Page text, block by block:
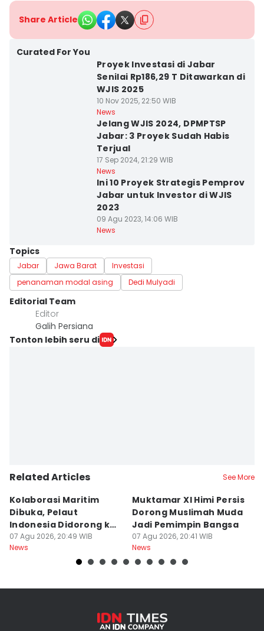
Share Article
Curated For You
Proyek Investasi di Jabar
Senilai Rp186,29 T Ditawarkan di
WJIS 2025
10 Nov 2025, 22:50 WIB
News
Jelang WJIS 2024, DPMPTSP
Jabar: 3 Proyek Sudah Habis
Terjual
17 Sep 2024, 21:29 WIB
News
Ini 10 Proyek Strategis Pemprov
Jabar untuk Investor di WJIS
2023
09 Agu 2023, 14:06 WIB
News
Topics
Jabar Jawa Barat
Investasi
penanaman modal asing
Dedi Mulyadi
Editorial Team
Editor
Galih Persiana
Tonton lebih seru di
Related Articles See More
Kolaborasi Maritim
Dibuka, Pelaut
Indonesia Didorong ke
Pasar Global
07 Agu 2026, 20:49 WIB
News
Muktamar XI Himi Persis
Dorong Muslimah Muda
Jadi Pemimpin Bangsa
07 Agu 2026, 20:41 WIB
News